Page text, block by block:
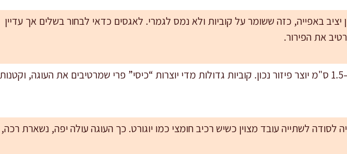
יציב באפייה, כזה ששומר על קוביות ולא נמס לגמרי. לאגסים כדאי לבחור בשלים אך עדיין
את הפירור.
אחידות חיתוך: חיתוך לקוביות של 1–1.5 ס"מ יוצר פיזור נכון. קוביות גדולות מדי יוצרות “כיסי” פרי שמרטיבים את העוגה, וקטנות
לסודה לשתייה עובד מצוין כשיש רכיב חומצי כמו יוגורט. כך העוגה עולה יפה, נשארת רכה,